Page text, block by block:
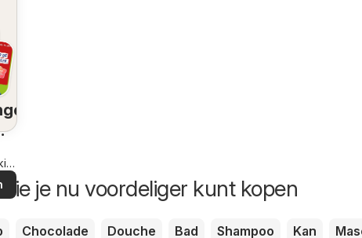
je nu voordeliger kunt kopen
Chocolade Douche Bad Shampoo Kan